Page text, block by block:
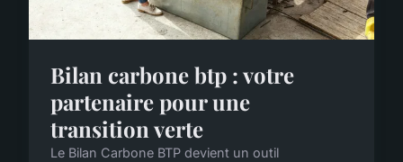
Bilan carbone btp : votre
partenaire pour une
transition verte
Le Bilan Carbone BTP devient un outil